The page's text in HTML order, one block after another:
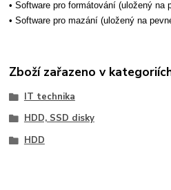
• Software pro formátování (uložený na
• Software pro mazání (uložený na
Zboží zařazeno v
IT technika
HDD, SSD disky
HDD